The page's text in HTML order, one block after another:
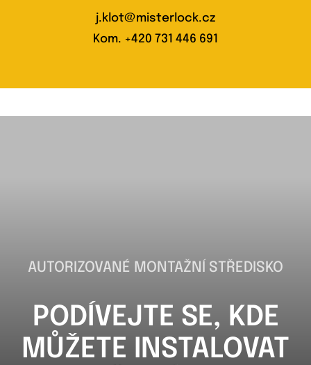
j.klot@misterlock.cz
Kom. +420 731 446 691
AUTORIZOVANÉ MONTAŽNÍ STŘEDISKO
PODÍVEJTE SE, KDE
MŮŽETE INSTALOVAT